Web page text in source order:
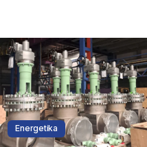
Energetika